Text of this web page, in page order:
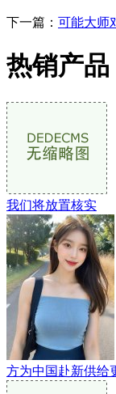
下一篇： 可能大师
热销产品
我们将放置核实
方为中国赴新供给